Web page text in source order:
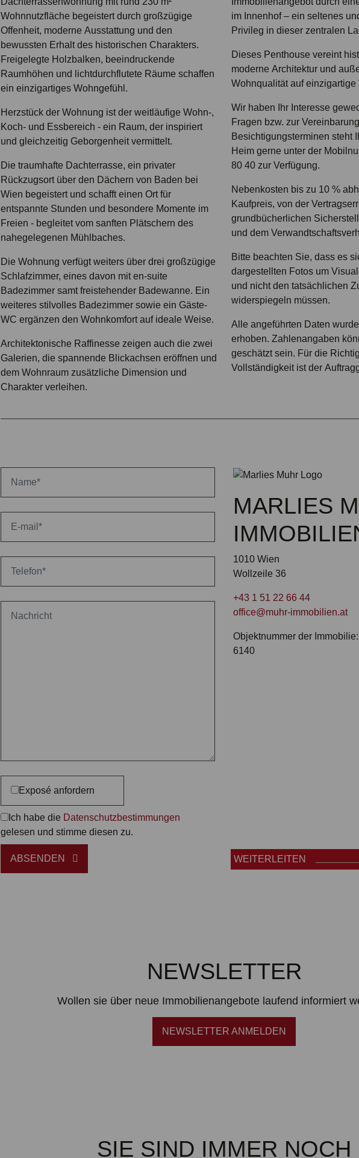
Wohnnutzfläche begeistert durch großzügige
Offenheit, moderne Ausstattung und den
bewussten Erhalt des historischen Charakters.
Freigelegte Holzbalken, beeindruckende
Raumhöhen und lichtdurchflutete Räume schaffen
ein einzigartiges Wohngefühl.
Herzstück der Wohnung ist der weitläufige Wohn-,
Koch- und Essbereich - ein Raum, der inspiriert
und gleichzeitig Geborgenheit vermittelt.
Die traumhafte Dachterrasse, ein privater
Rückzugsort über den Dächern von Baden bei
Wien begeistert und schafft einen Ort für
entspannte Stunden und besondere Momente im
Freien - begleitet vom sanften Plätschern des
nahegelegenen Mühlbaches.
Die Wohnung verfügt weiters über drei großzügige
Schlafzimmer, eines davon mit en-suite
Badezimmer samt freistehender Badewanne. Ein
weiteres stilvolles Badezimmer sowie ein Gäste-
WC ergänzen den Wohnkomfort auf ideale Weise.
Architektonische Raffinesse zeigen auch die zwei
Galerien, die spannende Blickachsen eröffnen und
dem Wohnraum zusätzliche Dimension und
Charakter verleihen.
im Innenhof – ein seltenes
Privileg in dieser zentralen
Dieses Penthouse vereint
moderne Architektur und
Wohnqualität auf einzigartige
Wir haben Ihr Interesse
Fragen bzw. zur
Besichtigungsterminen steht
Heim gerne unter der
80 40 zur Verfügung.
Nebenkosten bis zu 10 %
Kaufpreis, von der
grundbücherlichen
und dem
Bitte beachten Sie, dass es
dargestellten Fotos um
und nicht den tatsächlichen
widerspiegeln müssen.
Alle angeführten Daten
erhoben. Zahlenangaben
geschätzt sein. Für die
Vollständigkeit ist der
Exposé anfordern
Ich habe die Datenschutzbestimmungen
gelesen und stimme diesen zu.
ABSENDEN
MARLIES
1010 Wien
Wollzeile 36
+43 1 51 22 66 44
office@muhr-immobilien.at
Objektnummer der Immobilie:
6140
WEITERLEITEN
NEWSLETTER
Wollen sie über neue Immobilienangebote laufend informiert
NEWSLETTER ANMELDEN
SIE SIND IMMER NOCH